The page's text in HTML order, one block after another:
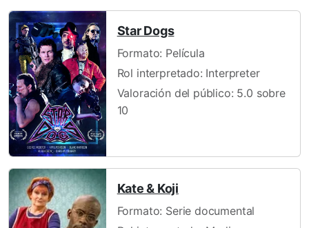
Star Dogs
Formato: Película
Rol interpretado: Interpreter
Valoración del público: 5.0 sobre
10
Kate & Koji
Formato: Serie documental